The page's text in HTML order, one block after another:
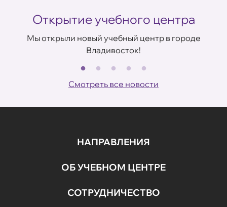
Открытие учебного центра
Мы открыли новый учебный центр в городе
Владивосток!
Смотреть все новости
НАПРАВЛЕНИЯ
ОБ УЧЕБНОМ ЦЕНТРЕ
СОТРУДНИЧЕСТВО